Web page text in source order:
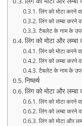
लिंग को मोटा करने
लिंग को लम्बा करने
टैबलेट के नाम के
लिंग को मोटा और
लिंग को मोटा करने
लिंग को लम्बा करने
टैबलेट के नाम के
निष्कर्ष
लिंग को मोटा और
लिंग को मोटा करने
लिंग को लम्बा करने
लिंग को मोटा और